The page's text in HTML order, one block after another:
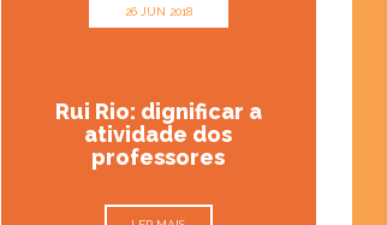
26 JUN 2018
Rui Rio: dignificar a
atividade dos
professores